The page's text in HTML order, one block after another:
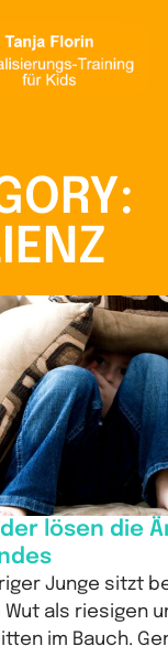
lösen die
Junge sitzt
als riesigen
im Bauch.